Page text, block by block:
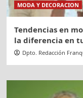
MODA Y DECORACION
Tendencias en
la diferencia en
Dpto. Redacción